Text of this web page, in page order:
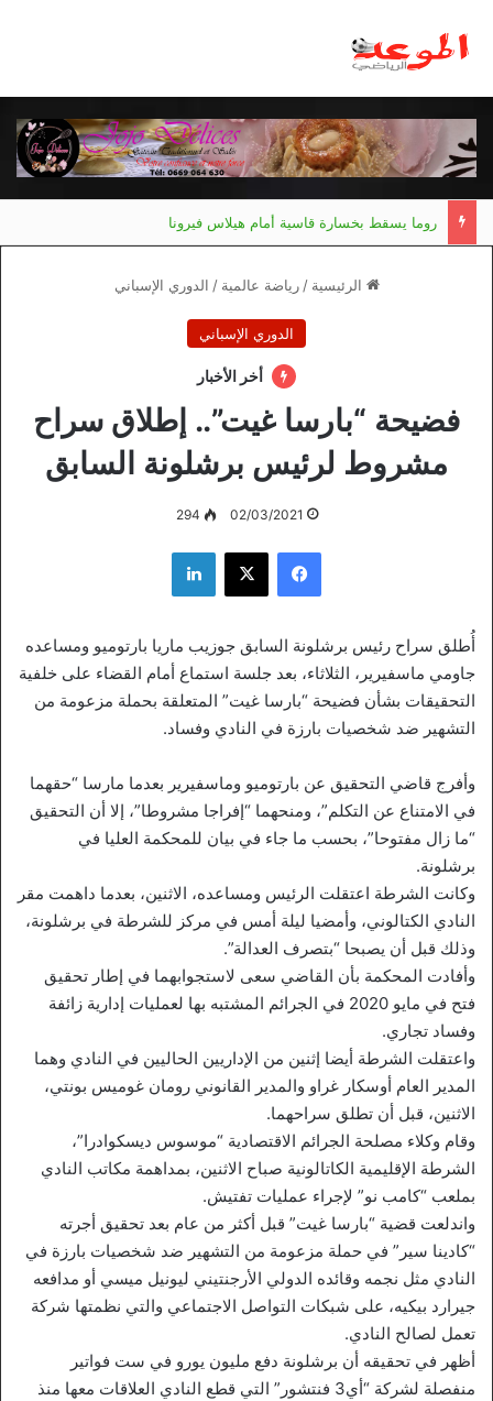
روما يسقط بخسارة قاسية أمام هيلاس فيرونا
الرئيسية / رياضة عالمية / الدوري الإسباني
الدوري الإسباني
أخر الأخبار
فضيحة “بارسا غيت”.. إطلاق سراح
مشروط لرئيس برشلونة السابق
02/03/2021
294
فيسبوك ‫X لينكدإن
أُطلق سراح رئيس برشلونة السابق جوزيب ماريا بارتوميو ومساعده
جاومي ماسفيرير، الثلاثاء، بعد جلسة استماع أمام القضاء على خلفية
التحقيقات بشأن فضيحة “بارسا غيت” المتعلقة بحملة مزعومة من
التشهير ضد شخصيات بارزة في النادي وفساد.
وأفرج قاضي التحقيق عن بارتوميو وماسفيرير بعدما مارسا “حقهما
في الامتناع عن التكلم”، ومنحهما “إفراجا مشروطا”، إلا أن التحقيق
“ما زال مفتوحا”، بحسب ما جاء في بيان للمحكمة العليا في
برشلونة.
وكانت الشرطة اعتقلت الرئيس ومساعده، الاثنين، بعدما داهمت مقر
النادي الكتالوني، وأمضيا ليلة أمس في مركز للشرطة في برشلونة،
وذلك قبل أن يصبحا “بتصرف العدالة”.
وأفادت المحكمة بأن القاضي سعى لاستجوابهما في إطار تحقيق
فتح في مايو 2020 في الجرائم المشتبه بها لعمليات إدارية زائفة
وفساد تجاري.
واعتقلت الشرطة أيضا إثنين من الإداريين الحاليين في النادي وهما
المدير العام أوسكار غراو والمدير القانوني رومان غوميس بونتي،
الاثنين، قبل أن تطلق سراحهما.
وقام وكلاء مصلحة الجرائم الاقتصادية “موسوس ديسكوادرا”،
الشرطة الإقليمية الكاتالونية صباح الاثنين، بمداهمة مكاتب النادي
بملعب “كامب نو” لإجراء عمليات تفتيش.
واندلعت قضية “بارسا غيت” قبل أكثر من عام بعد تحقيق أجرته
“كادينا سير” في حملة مزعومة من التشهير ضد شخصيات بارزة في
النادي مثل نجمه وقائده الدولي الأرجنتيني ليونيل ميسي أو مدافعه
جيرارد بيكيه، على شبكات التواصل الاجتماعي والتي نظمتها شركة
تعمل لصالح النادي.
أظهر في تحقيقه أن برشلونة دفع مليون يورو في ست فواتير
منفصلة لشركة “أي3 فنتشور” التي قطع النادي العلاقات معها منذ